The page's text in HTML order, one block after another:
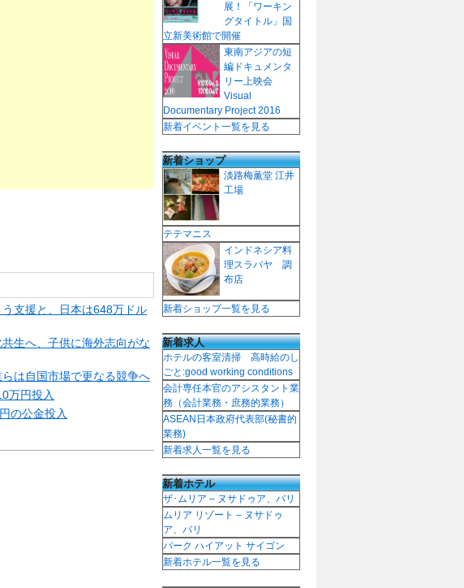
支援と、日本は648万ドル
生へ、子供に海外志向がな
は自国市場で更なる競争へ
万円投入
の公金投入
展！「ワーキン
グタイトル」国
立新美術館で開催
東南アジアの短
編ドキュメンタ
リー上映会
Visual
Documentary Project 2016
新着イベント一覧を見る
新着ショップ
淡路梅薫堂 江井
工場
テテマニス
インドネシア料
理スラバヤ 調
布店
新着ショップ一覧を見る
新着求人
ホテルの客室清掃 高時給のし
ごと:good working conditions
会計専任本官のアシスタント業
務（会計業務・庶務的業務）
ASEAN日本政府代表部(秘書的
業務)
新着求人一覧を見る
新着ホテル
ザ･ムリア – ヌサドゥア、バリ
ムリア リゾート – ヌサドゥ
ア、バリ
パーク ハイアット サイゴン
新着ホテル一覧を見る